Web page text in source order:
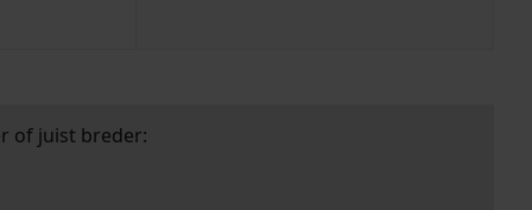
of juist breder: